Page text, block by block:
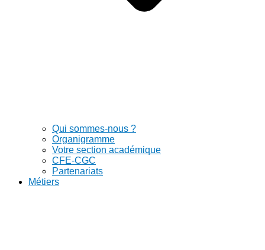
Qui sommes-nous ?
Organigramme
Votre section académique
CFE-CGC
Partenariats
Métiers